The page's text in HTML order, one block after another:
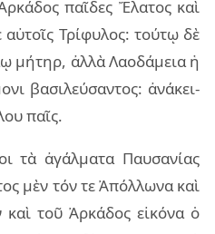
παῖ­δες Ἔλα­τος καὶ
Τρί­φυ­λος: τού­τῳ δὲ
μή­τηρ, ἀλλὰ Λαο­δά­μεια ἡ
βα­σι­λεύ­σαν­τος: ἀνά­κει­
παῖς.
τὰ ἀγάλ­μα­τα Παυ­σα­νί­ας
μὲν τόν τε Ἀπόλ­λω­να καὶ
τοῦ Ἀρκά­δος εἰ­κό­να ὁ